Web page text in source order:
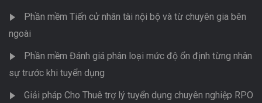
Phần mềm Tiến cử nhân tài nội bộ và từ chuyên gia bên
ngoài
Phần mềm Đánh giá phân loại mức độ ổn định từng nhân
sự trước khi tuyển dụng
Giải pháp Cho Thuê trợ lý tuyển dụng chuyên nghiệp RPO